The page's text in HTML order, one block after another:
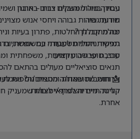
עבודה מול ממשקים רבים בארגון
שירות גבוה
ניסיון בניהול והובלת צוות – חובה
תודעת שירות גבוהה ויחסי אנוש
יכולת קבלת החלטות, פתרון בעיות
גמישות וזמינות לעבודה במשמרות,
ערב, סופי שבוע וחגים
מה מחכה לך?
תפקיד ניהולי משמעותי עם
סביבת עבודה מקצועית, משפחתית
תנאים סוציאליים מעולים בהתאם
ארוחות מסובסדות והטבות נוספות
קליטה מיידית למתאימים/ות
📩 חושב/ת שאת/ה מתאים/ה? נשמח
קורות חיים והצטרף/י לצוות שמעניק
אחרת.